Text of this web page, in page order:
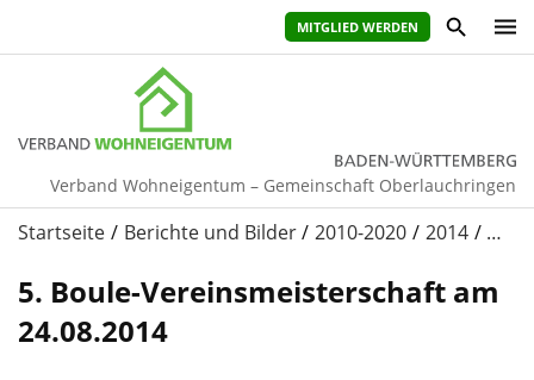
MITGLIED WERDEN
Verband Wohneigentum – Gemeinschaft Oberlauchringen
Startseite Berichte und Bilder 2010-2020 2014 …
5. Boule-Vereinsmeisterschaft am
24.08.2014